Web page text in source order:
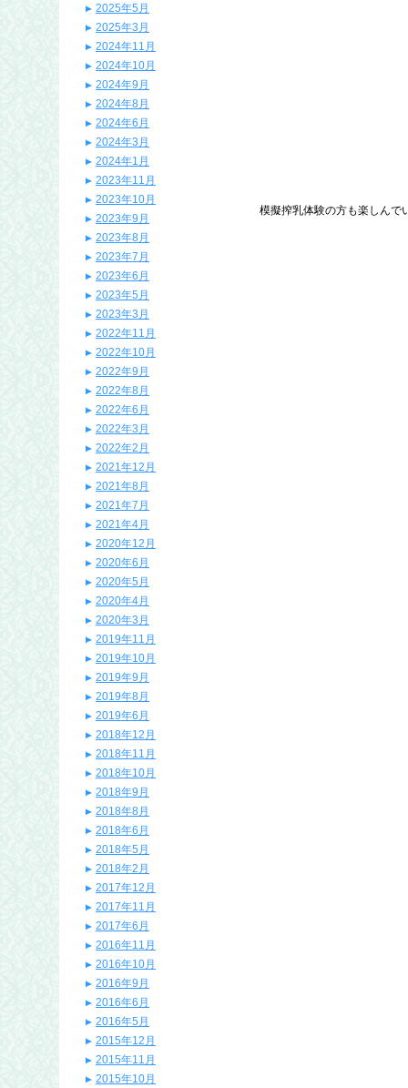
模擬搾乳体験の方も楽しんで
2025年5月
2025年3月
2024年11月
2024年10月
2024年9月
2024年8月
2024年6月
2024年3月
2024年1月
2023年11月
2023年10月
2023年9月
2023年8月
2023年7月
2023年6月
2023年5月
2023年3月
2022年11月
2022年10月
2022年9月
2022年8月
2022年6月
2022年3月
2022年2月
2021年12月
2021年8月
2021年7月
2021年4月
2020年12月
2020年6月
2020年5月
2020年4月
2020年3月
2019年11月
2019年10月
2019年9月
2019年8月
2019年6月
2018年12月
2018年11月
2018年10月
2018年9月
2018年8月
2018年6月
2018年5月
2018年2月
2017年12月
2017年11月
2017年6月
2016年11月
2016年10月
2016年9月
2016年6月
2016年5月
2015年12月
2015年11月
2015年10月